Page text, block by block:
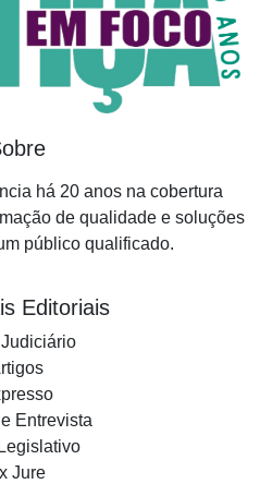
há 20 anos na cobertura
de qualidade e soluções
público qualificado.
Editoriais
Entrevista
Jure